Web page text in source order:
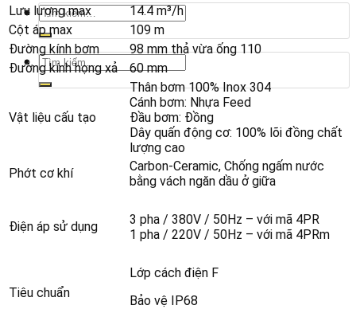
Tìm
kiếm:
Tìm
kiếm:
Lưu lượng max
14.4 m³/h
Cột áp max
109 m
Đường kính bơm
98 mm thả vừa ống 110
Đường kính họng xả
60 mm
Vật liệu cấu tạo
Thân bơm 100% Inox 304
Cánh bơm: Nhựa Feed
Đầu bơm: Đồng
Dây quấn động cơ: 100% lõi đồng chất
lượng cao
Phớt cơ khí
Carbon-Ceramic, Chống ngấm nước
bằng vách ngăn dầu ở giữa
Điện áp sử dụng
3 pha / 380V / 50Hz – với mã 4PR
1 pha / 220V / 50Hz – với mã 4PRm
Tiêu chuẩn
Lớp cách điện F
Bảo vệ IP68